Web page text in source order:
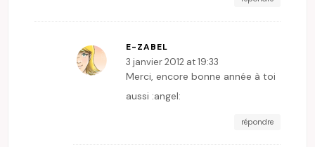
E-ZABEL
3 janvier 2012 at 19:33
Merci, encore bonne année à toi
aussi :angel:
répondre